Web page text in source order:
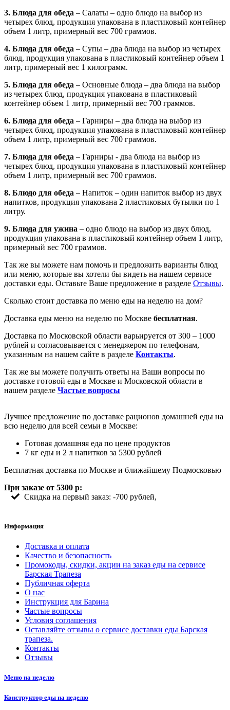
3. Блюда для обеда – Салаты – одно блюдо на выбор из
четырех блюд, продукция упакована в пластиковый контейнер
объем 1 литр, примерный вес 700 граммов.
4. Блюда для обеда – Супы – два блюда на выбор из четырех
блюд, продукция упакована в пластиковый контейнер объем 1
литр, примерный вес 1 килограмм.
5. Блюда для обеда – Основные блюда – два блюда на выбор
из четырех блюд, продукция упакована в пластиковый
контейнер объем 1 литр, примерный вес 700 граммов.
6. Блюда для обеда – Гарниры – два блюда на выбор из
четырех блюд, продукция упакована в пластиковый контейнер
объем 1 литр, примерный вес 700 граммов.
7. Блюда для обеда – Гарниры - два блюда на выбор из
четырех блюд, продукция упакована в пластиковый контейнер
объем 1 литр, примерный вес 700 граммов.
8. Блюдо для обеда – Напиток – один напиток выбор из двух
напитков, продукция упакована 2 пластиковых бутылки по 1
литру.
9. Блюда для ужина – одно блюдо на выбор из двух блюд,
продукция упакована в пластиковый контейнер объем 1 литр,
примерный вес 700 граммов.
Так же вы можете нам помочь и предложить варианты блюд
или меню, которые вы хотели бы видеть на нашем сервисе
доставки еды. Оставьте Ваше предложение в разделе Отзывы.
Сколько стоит доставка по меню еды на неделю на дом?
Доставка еды меню на неделю по Москве бесплатная.
Доставка по Московской области варьируется от 300 – 1000
рублей и согласовывается с менеджером по телефонам,
указанным на нашем сайте в разделе Контакты.
Так же вы можете получить ответы на Ваши вопросы по
доставке готовой еды в Москве и Московской области в
нашем разделе Частые вопросы
Лучшее предложение по доставке рационов домашней еды на
всю неделю для всей семьи в Москве:
Готовая домашняя еда по цене продуктов
7 кг еды и 2 л напитков за 5300 рублей
Бесплатная доставка по Москве и ближайшему Подмосковью
При заказе от 5300 р:
Скидка на первый заказ: -700 рублей,
Информация
Доставка и оплата
Качество и безопасность
Промокоды, скидки, акции на заказ еды на сервисе
Барская Трапеза
Публичная оферта
О нас
Инструкция для Барина
Частые вопросы
Условия соглашения
Оставляйте отзывы о сервисе доставки еды Барская
трапеза.
Контакты
Отзывы
Меню на неделю
Конструктор еды на неделю